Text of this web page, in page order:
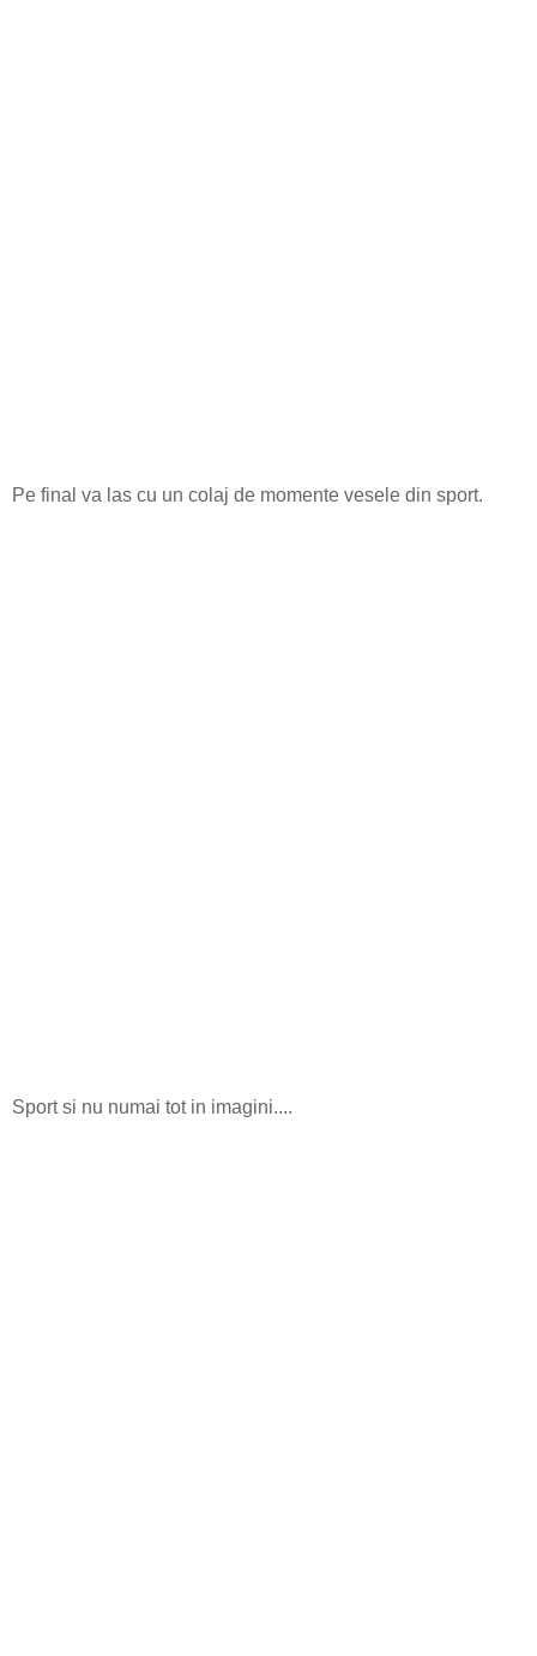
Pe final va las cu un colaj de momente vesele din sport.
Sport si nu numai tot in imagini....